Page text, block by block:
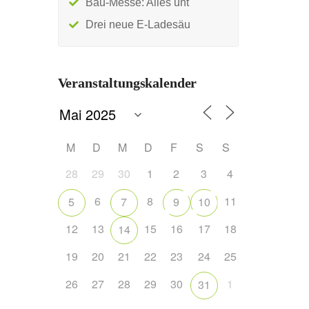
Bau-Messe: Alles unt
Drei neue E-Ladesäu
Veranstaltungskalender
M D M D F S
S
28
29 30 1 2 3
4
5
6 7 8 9 10
11
12
13 14 15 16 17
18
19
20 21 22 23 24
25
26
27 28 29 30 31 1